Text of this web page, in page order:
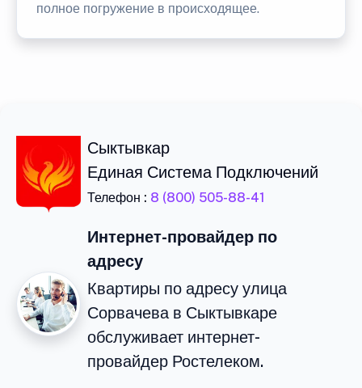
полное погружение в происходящее.
Сыктывкар
Единая Система Подключений
Телефон : 8 (800) 505-88-41
Интернет-провайдер по
адресу
Квартиры по адресу улица
Сорвачева в Сыктывкаре
обслуживает интернет-
провайдер Ростелеком.